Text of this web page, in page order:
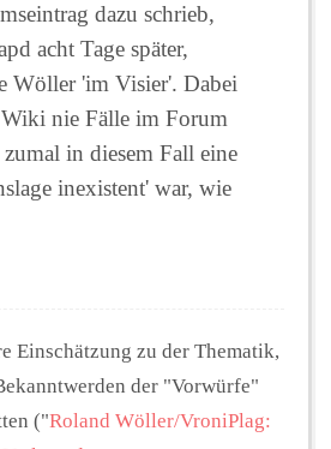
dazu schrieb,
acht Tage später,
Wöller 'im Visier'. Dabei
nie Fälle im Forum
in diesem Fall eine
inexistent' war, wie
Einschätzung zu der Thematik,
der "Vorwürfe"
("Roland Wöller/VroniPlag: